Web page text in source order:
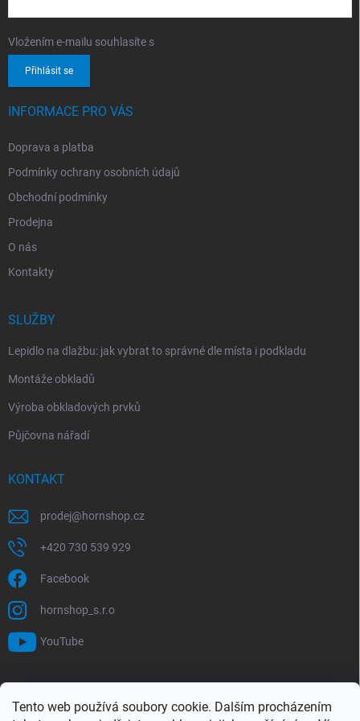
Tento web používá soubory cookie. Dalším procházením
Vložením e-mailu souhlasíte s
Přihlásit se
INFORMACE PRO VÁS
Doprava a platba
Podmínky ochrany osobních údajů
Obchodní podmínky
Prodejna
O nás
Kontakty
SLUŽBY
Lepidlo na dlažbu: jak vybrat to správné dle místa i podkladu
Montáže obkladů
Výroba obkladových prvků
Půjčovna nářadí
KONTAKT
prodej@hornshop.cz
+420 730 539 929
Facebook
hornshop_s.r.o
YouTube